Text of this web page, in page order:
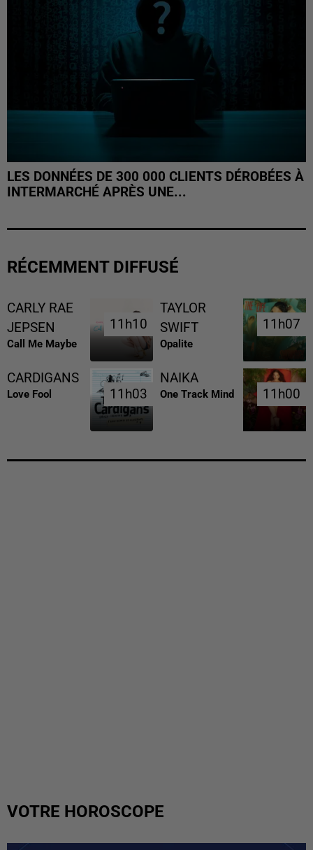
LES DONNÉES DE 300 000 CLIENTS DÉROBÉES À
INTERMARCHÉ APRÈS UNE...
RÉCEMMENT DIFFUSÉ
CARLY RAE
JEPSEN
Call Me Maybe
11h10
11h10
TAYLOR
SWIFT
Opalite
11h07
11h07
CARDIGANS
Love Fool 11h03
11h03
NAIKA
One Track Mind 11h00
11h00
VOTRE HOROSCOPE